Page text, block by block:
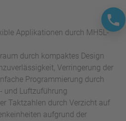
Applikationen durch MH5L-
durch kompaktes Design
Verringerung der
Programmierung durch
und Luftzuführung
Taktzahlen durch Verzicht auf
aufgrund der